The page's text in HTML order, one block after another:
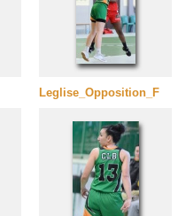
Leglise_Opposition_F